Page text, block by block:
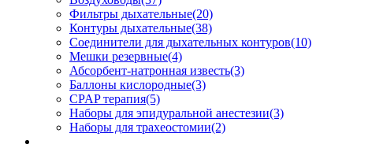
Фильтры дыхательные(20)
Контуры дыхательные(38)
Соединители для дыхательных контуров(10)
Мешки резервные(4)
Абсорбент-натронная известь(3)
Баллоны кислородные(3)
CPAP терапия(5)
Наборы для эпидуральной анестезии(3)
Наборы для трахеостомии(2)